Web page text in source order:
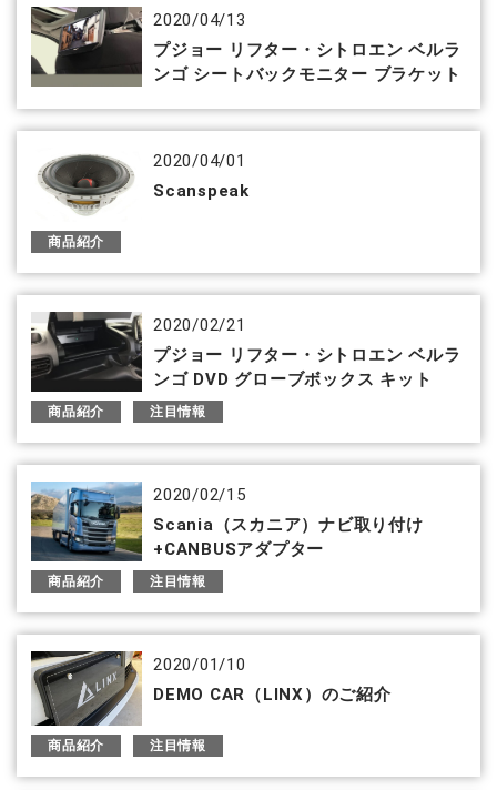
2020/04/13
プジョー リフター・シトロエン ベルラ
ンゴ シートバックモニター ブラケット
2020/04/01
Scanspeak
商品紹介
2020/02/21
プジョー リフター・シトロエン ベルラ
ンゴ DVD グローブボックス キット
商品紹介 注目情報
2020/02/15
Scania（スカニア）ナビ取り付け
+CANBUSアダプター
商品紹介 注目情報
2020/01/10
DEMO CAR（LINX）のご紹介
商品紹介 注目情報